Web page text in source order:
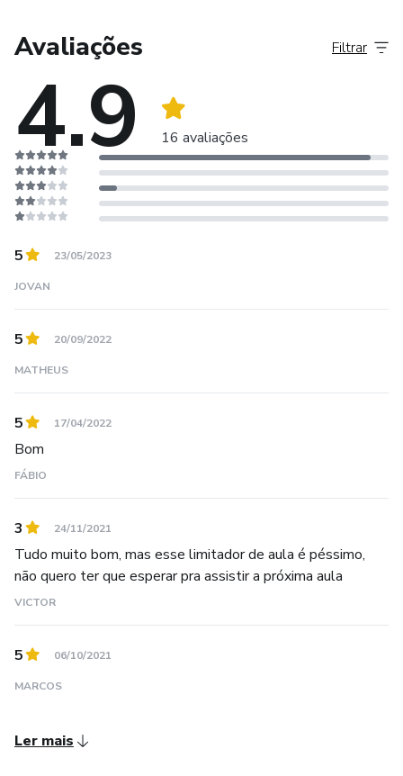
Aqui, o churrasco é tratado como cultura, técnica e
experiência.
Um aprendizado que transforma a forma de cozinhar, servir
e reunir pessoas ao redor da brasa.
Avaliações
4.9 16 avaliações
Filtrar
5 23/05/2023
JOVAN
5 20/09/2022
MATHEUS
5 17/04/2022
Bom
FÁBIO
3 24/11/2021
Tudo muito bom, mas esse limitador de aula é péssimo,
não quero ter que esperar pra assistir a próxima aula
VICTOR
5 06/10/2021
MARCOS
Ler mais